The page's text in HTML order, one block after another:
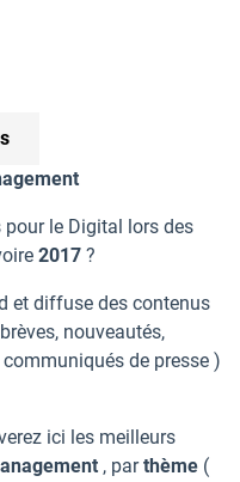
le Digital lors des
2017 ?
et diffuse des contenus
nouveautés,
de presse )
ici les meilleurs
, parthème (